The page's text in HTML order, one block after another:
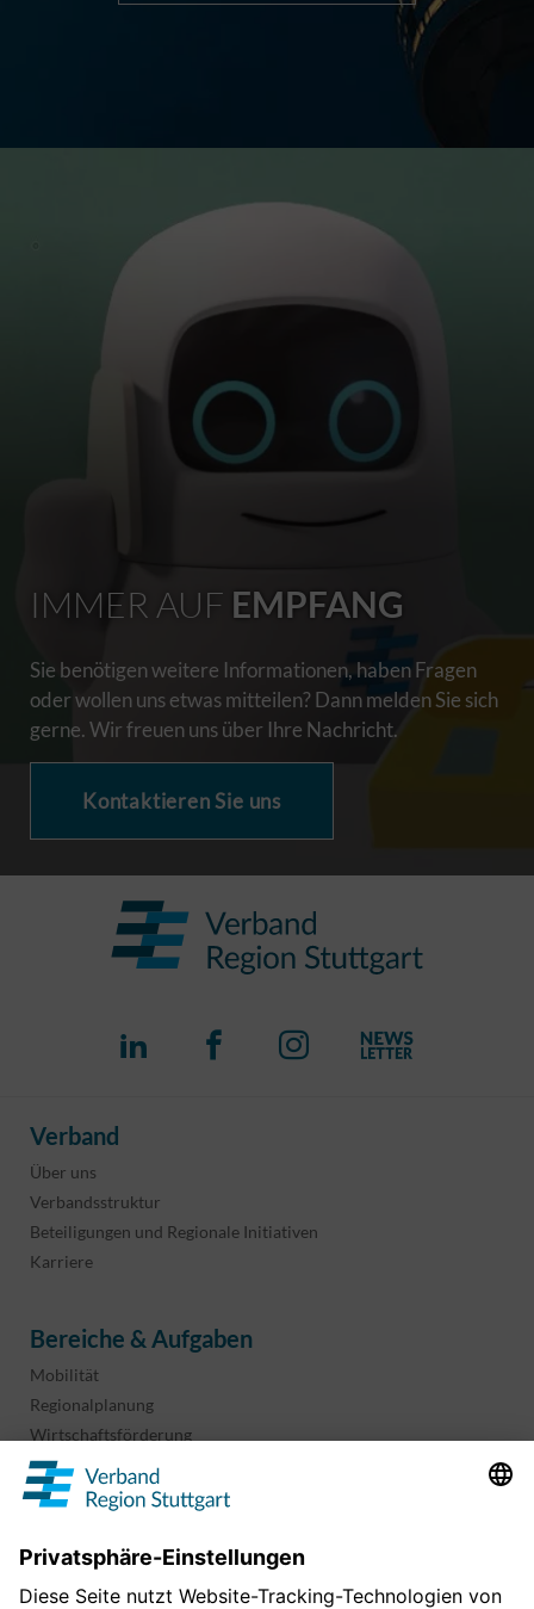
IMMER AUF EMPFANG
Sie benötigen weitere Informationen, haben Fragen
oder wollen uns etwas mitteilen? Dann melden Sie sich
gerne. Wir freuen uns über Ihre Nachricht.
Kontaktieren Sie uns
Verband
Über uns
Verbandsstruktur
Beteiligungen und Regionale Initiativen
Karriere
Bereiche & Aufgaben
Mobilität
Regionalplanung
Wirtschaftsförderung
Sport und Kultur
Projekte & Programme